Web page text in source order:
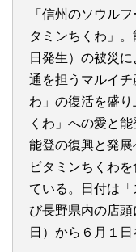
「信州のソウル
タミンちくわ」
日発生）の被災
通を担うマルイチ
わ」の復活を盛
くわ」への愛と
能登の復興と発
ビタミンちくわ
ている。日付は
び長野県内の店頭
日）から６月１日